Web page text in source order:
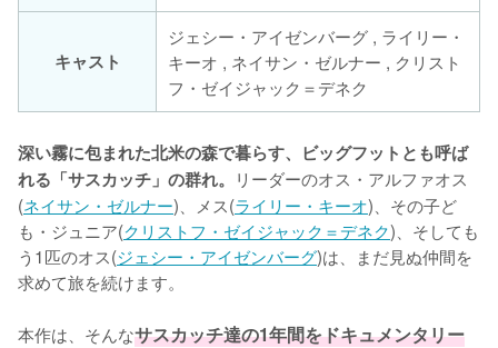
キャスト
ジェシー・アイゼンバーグ , ライリー・
キーオ , ネイサン・ゼルナー , クリスト
フ・ゼイジャック＝デネク
深い霧に包まれた北米の森で暮らす、ビッグフットとも呼ば
れる「サスカッチ」の群れ。 リーダーのオス・アルファオス
(ネイサン・ゼルナー)、メス(ライリー・キーオ)、その子ど
も・ジュニア(クリストフ・ゼイジャック＝デネク)、そしても
う1匹のオス(ジェシー・アイゼンバーグ)は、まだ見ぬ仲間を
求めて旅を続けます。
本作は、そんなサスカッチ達の1年間をドキュメンタリー